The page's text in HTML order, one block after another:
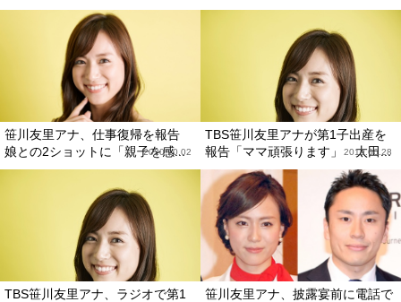
笹川友里アナ、仕事復帰を報告
娘との2ショットに「親子を感...
2020.10.02
TBS笹川友里アナが第1子出産を
報告「ママ頑張ります」 太田...
2019.06.28
TBS笹川友里アナ、ラジオで第1
笹川友里アナ、披露宴前に電話で